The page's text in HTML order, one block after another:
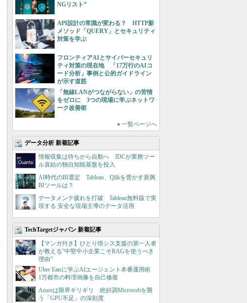
NGリスト”
API設計の常識が変わる？ HTTP新
メソッド「QUERY」とセキュリティ
対策を学ぶ
フロンティアAIとサイバーセキュリ
ティ対策の現在地 「17万行のAIコ
ード分析」事例と公的ガイドライン
が示す道筋
「無線LANがつながらない」の苦情
をゼロに 3つの現場に学ぶネットワ
ーク改善術
» 一覧ページへ
データ分析 新着記事
情報収集は待ちから自動へ IDCが業務ツー
ル直結の独自知能基盤を投入
AI時代のBI選定 Tableau、Qlikを脅かす新興
BIツールは？
データメンテ疲れを打破 Tableau無料版で実
現する 安全な現場主導のデータ活用
TechTargetジャパン 新着記事
【マンガ付き】ひとり情シス支援の第一人者
が教える”中堅中小企業こそRAGを使うべき
理由”
Uber Eatsに学ぶAIエージェント本番運用術
1万都市の料理画像を自己修復
Azureは限界ギリギリ 絶好調Microsoftを襲
う「GPU不足」の深刻度